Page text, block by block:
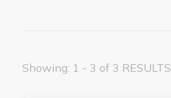
Showing: 1 - 3 of 3 RESULTS